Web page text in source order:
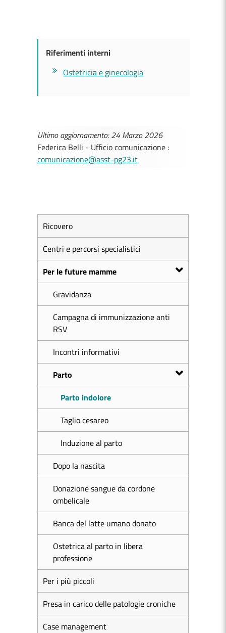
Riferimenti interni
Ostetricia e ginecologia
Ultimo aggiornamento: 24 Marzo 2026
Federica Belli - Ufficio comunicazione :
comunicazione@asst-pg23.it
Ricovero
Centri e percorsi specialistici
Per le future mamme
Gravidanza
Campagna di immunizzazione anti
RSV
Incontri informativi
Parto
Parto indolore
Taglio cesareo
Induzione al parto
Dopo la nascita
Donazione sangue da cordone
ombelicale
Banca del latte umano donato
Ostetrica al parto in libera
professione
Per i più piccoli
Presa in carico delle patologie croniche
Case management